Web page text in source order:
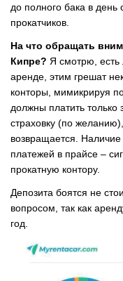
до полного бака в день
прокатчиков.
На что обращать
Кипре? Я смотрю,
аренде, этим грешат
конторы, мимикрируя
должны платить только
страховку (по
возвращается.
платежей в прайсе –
прокатную контору.
Депозита боятся не
вопросом, так как
год.